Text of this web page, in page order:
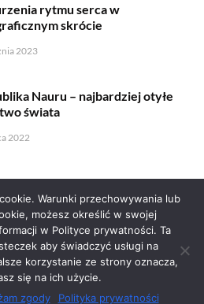
rytmu serca w
skrócie
2023
Nauru – najbardziej otyłe
świata
2022
Grzegorz Sztank .
Warunki przechowywania lub
możesz określić w swojej
w Polityce prywatności. Ta
aby świadczyć usługi na
korzystanie ze strony oznacza,
się na ich użycie.
zgody Polityka prywatności